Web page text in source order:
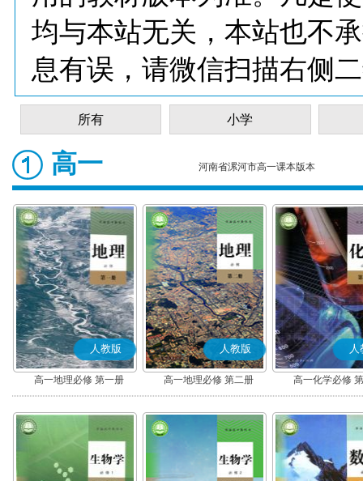
均与本站无关，本站也不
息有误，请微信扫描右侧
所有 小学
高一 河南省漯河市高一课本版本
人教版
高一地理必修 第一册
人教版
高一地理必修 第二册
人
高一化学必修